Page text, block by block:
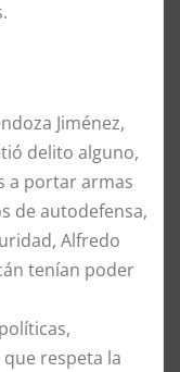
Jiménez,
delito alguno,
a portar armas
de autodefensa,
Alfredo
tenían poder
respeta la